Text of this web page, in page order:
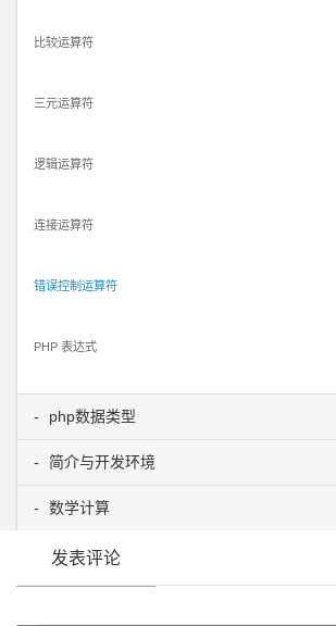
比较运算符
三元运算符
逻辑运算符
连接运算符
错误控制运算符
PHP 表达式
php数据类型
简介与开发环境
数学计算
发表评论